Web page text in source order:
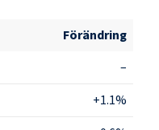
Förändring
–
+1.1%